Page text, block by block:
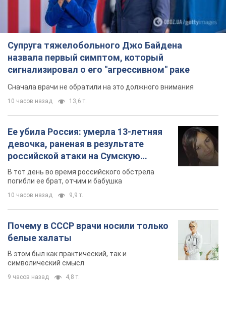
Супруга тяжелобольного Джо Байдена
назвала первый симптом, который
сигнализировал о его "агрессивном" раке
Сначала врачи не обратили на это должного внимания
10 часов назад 13,6 т.
Ее убила Россия: умерла 13-летняя
девочка, раненая в результате
российской атаки на Сумскую
область. Фото
В тот день во время российского обстрела
погибли ее брат, отчим и бабушка
10 часов назад 9,9 т.
Почему в СССР врачи носили только
белые халаты
В этом был как практический, так и
символический смысл
9 часов назад 4,8 т.